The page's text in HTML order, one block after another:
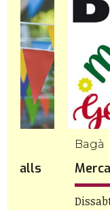
Bagà